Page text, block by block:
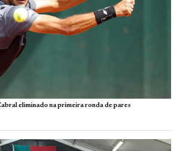
eliminado na primeira ronda de pares